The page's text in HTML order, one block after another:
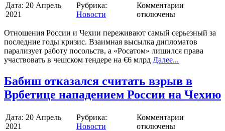
Дата: 20 Апрель
2021
Рубрика:
Новости
Комментарии
отключены
Отношения России и Чехии переживают самый серьезный за
последние годы кризис. Взаимная высылка дипломатов
парализует работу посольств, а «Росатом» лишился права
участвовать в чешском тендере на €6 млрд Далее...
Бабиш отказался считать взрыв в
Врбетице нападением России на Чехию
Дата: 20 Апрель
2021
Рубрика:
Новости
Комментарии
отключены